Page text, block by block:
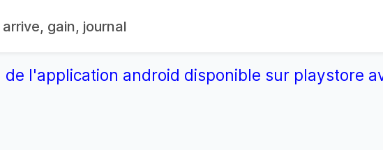
arrive, gain, journal
l'application android disponible sur playstore